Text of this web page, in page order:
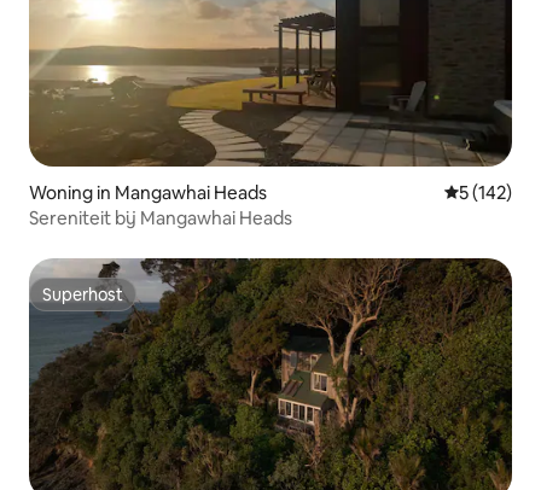
Woning in Mangawhai Heads
5 (142)
Sereniteit bij Mangawhai Heads
Superhost
Superhost